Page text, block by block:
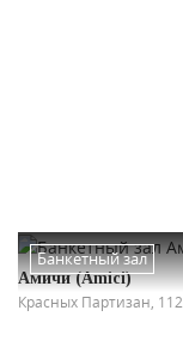
Банкетный зал
Амичи (Amici)
Красных Партизан, 112